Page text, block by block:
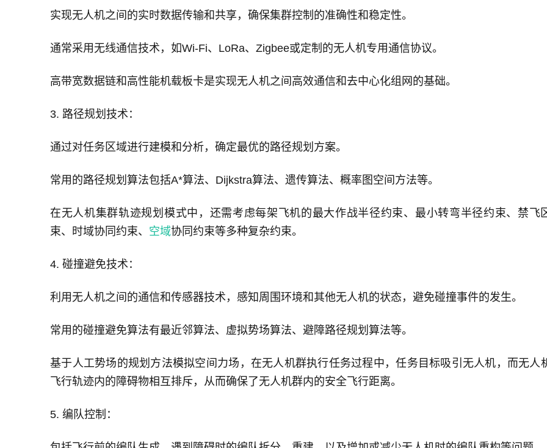
实现无人机之间的实时数据传输和共享，确保集群控制的准确性和稳定性。
通常采用无线通信技术，如Wi-Fi、LoRa、Zigbee或定制的无人机专用通信协议。
高带宽数据链和高性能机载板卡是实现无人机之间高效通信和去中心化组网的基础。
3. 路径规划技术：
通过对任务区域进行建模和分析，确定最优的路径规划方案。
常用的路径规划算法包括A*算法、Dijkstra算法、遗传算法、概率图空间方法等。
在无人机集群轨迹规划模式中，还需考虑每架飞机的最大作战半径约束、最小转弯半径约束、禁飞
束、时域协同约束、 空域协同约束等多种复杂约束。
4. 碰撞避免技术：
利用无人机之间的通信和传感器技术，感知周围环境和其他无人机的状态，避免碰撞事件的发生。
常用的碰撞避免算法有最近邻算法、虚拟势场算法、避障路径规划算法等。
基于人工势场的规划方法模拟空间力场，在无人机群执行任务过程中，任务目标吸引无人机，而无人
飞行轨迹内的障碍物相互排斥，从而确保了无人机群内的安全飞行距离。
5. 编队控制：